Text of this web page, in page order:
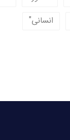
انسانی"